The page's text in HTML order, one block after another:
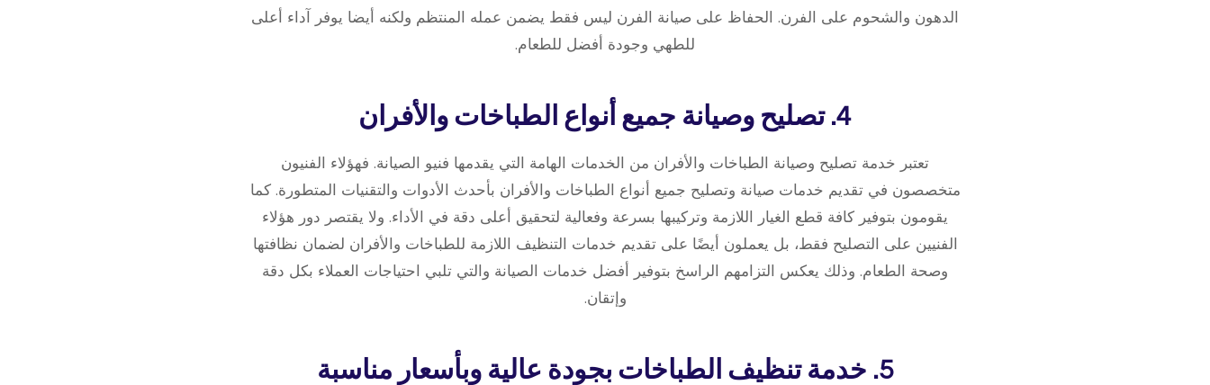
الدهون والشحوم على الفرن. الحفاظ على صيانة الفرن ليس فقط يضمن عمله المنتظم ولكنه أيضا يوفر آداء أعلى
للطهي وجودة أفضل للطعام.
4. تصليح وصيانة جميع أنواع الطباخات والأفران
تعتبر خدمة تصليح وصيانة الطباخات والأفران من الخدمات الهامة التي يقدمها فنيو الصيانة. فهؤلاء الفنيون
متخصصون في تقديم خدمات صيانة وتصليح جميع أنواع الطباخات والأفران بأحدث الأدوات والتقنيات المتطورة. كما
يقومون بتوفير كافة قطع الغيار اللازمة وتركيبها بسرعة وفعالية لتحقيق أعلى دقة في الأداء. ولا يقتصر دور هؤلاء
الفنيين على التصليح فقط، بل يعملون أيضًا على تقديم خدمات التنظيف اللازمة للطباخات والأفران لضمان نظافتها
وصحة الطعام. وذلك يعكس التزامهم الراسخ بتوفير أفضل خدمات الصيانة والتي تلبي احتياجات العملاء بكل دقة
وإتقان.
5. خدمة تنظيف الطباخات بجودة عالية وبأسعار مناسبة